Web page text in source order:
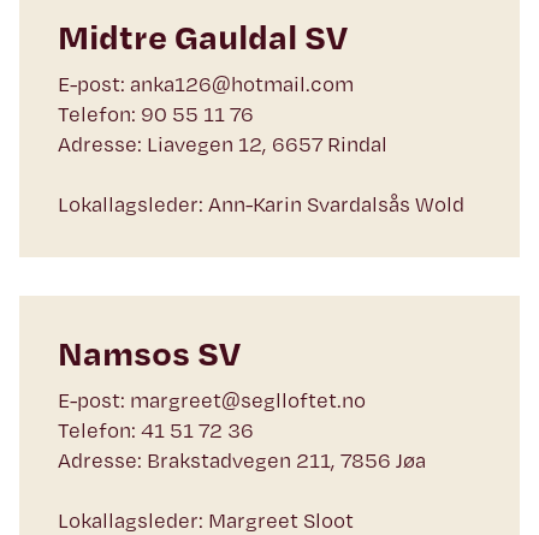
Midtre Gauldal SV
E-post: anka126@hotmail.com
Telefon: 90 55 11 76
Adresse: Liavegen 12, 6657 Rindal
Lokallagsleder: Ann-Karin Svardalsås Wold
Namsos SV
E-post: margreet@seglloftet.no
Telefon: 41 51 72 36
Adresse: Brakstadvegen 211, 7856 Jøa
Lokallagsleder: Margreet Sloot